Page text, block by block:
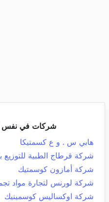
شركات في نفس
هابي س . و ع كسمتيكا
شركة قرطاج الطبية للتوزيع
شركة أمازون كوسمتيك
شركة لورنس لتجارة مواد
شركة اوكساليس كوسمينيك